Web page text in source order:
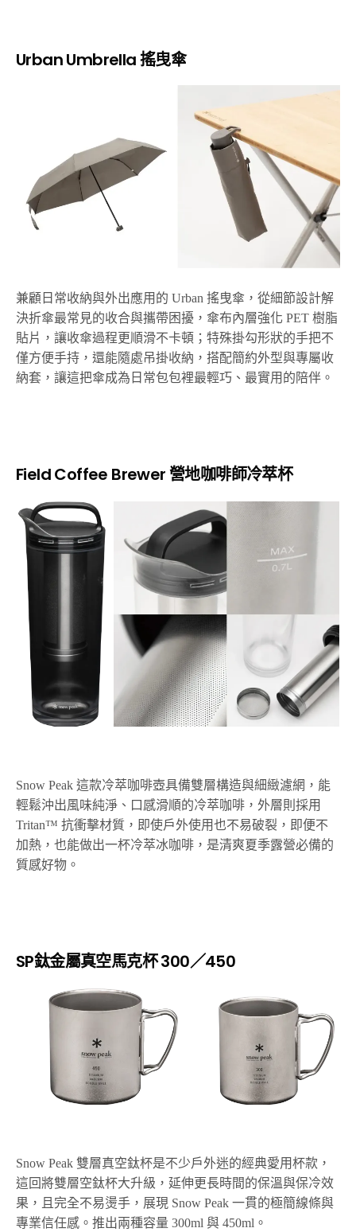
Urban Umbrella 搖曳傘
兼顧日常收納與外出應用的 Urban 搖曳傘，從細節設計解
決折傘最常見的收合與攜帶困擾，傘布內層強化 PET 樹脂
貼片，讓收傘過程更順滑不卡頓；特殊掛勾形狀的手把不
僅方便手持，還能隨處吊掛收納，搭配簡約外型與專屬收
納套，讓這把傘成為日常包包裡最輕巧、最實用的陪伴。
Field Coffee Brewer 營地咖啡師冷萃杯
Snow Peak 這款冷萃咖啡壺具備雙層構造與細緻濾網，能
輕鬆沖出風味純淨、口感滑順的冷萃咖啡，外層則採用
Tritan™ 抗衝擊材質，即使戶外使用也不易破裂，即便不
加熱，也能做出一杯冷萃冰咖啡，是清爽夏季露營必備的
質感好物。
SP鈦金屬真空馬克杯 300／450
Snow Peak 雙層真空鈦杯是不少戶外迷的經典愛用杯款，
這回將雙層空鈦杯大升級，延伸更長時間的保溫與保冷效
果，且完全不易燙手，展現 Snow Peak 一貫的極簡線條與
專業信任感。推出兩種容量 300ml 與 450ml。